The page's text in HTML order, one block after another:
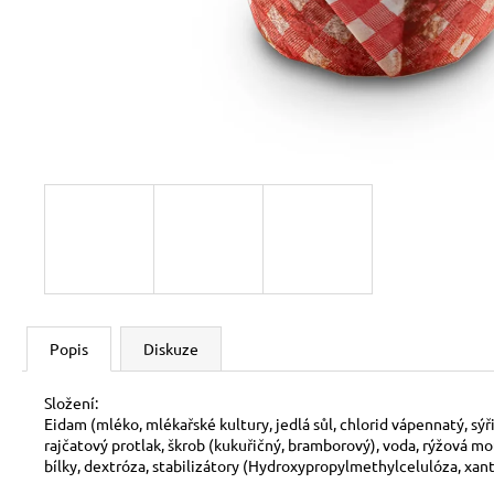
Popis Diskuze
Složení:
Eidam (mléko, mlékařské kultury, jedlá sůl, chlorid vápennatý,
rajčatový protlak, škrob (kukuřičný, bramborový), voda, rýžová
bílky, dextróza, stabilizátory (Hydroxypropylmethylcelulóza,